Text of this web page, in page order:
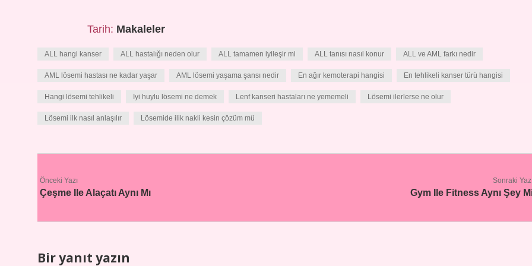
Tarih: Makaleler
ALL hangi kanser ALL hastalığı neden olur ALL tamamen iyileşir mi ALL tanısı nasıl konur ALL ve AML farkı nedir
AML lösemi hastası ne kadar yaşar AML lösemi yaşama şansı nedir En ağır kemoterapi hangisi En tehlikeli kanser türü hangisi
Hangi lösemi tehlikeli Iyi huylu lösemi ne demek Lenf kanseri hastaları ne yememeli Lösemi ilerlerse ne olur
Lösemi ilk nasıl anlaşılır Lösemide ilik nakli kesin çözüm mü
Önceki Yazı
Çeşme Ile Alaçatı Aynı Mı
Sonraki
Gym Ile Fitness Aynı Şey
Bir yanıt yazın